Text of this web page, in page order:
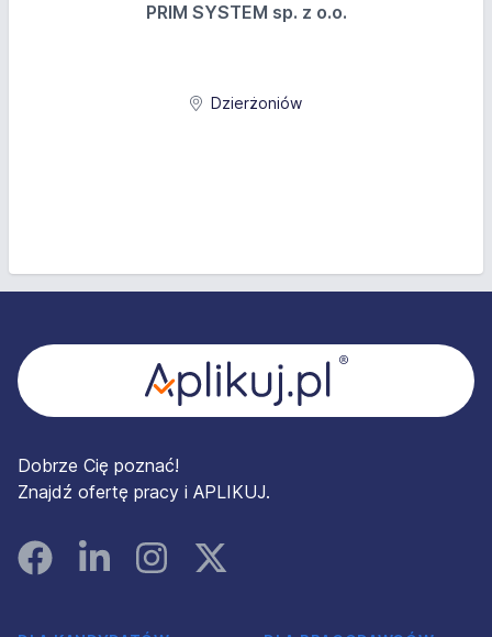
PRIM SYSTEM sp. z o.o.
Dzierżoniów
Dobrze Cię poznać!
Znajdź ofertę pracy i APLIKUJ.
FacebookLinked InInstagramInstagram